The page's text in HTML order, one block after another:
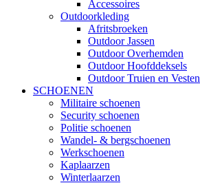
Accessoires
Outdoorkleding
Afritsbroeken
Outdoor Jassen
Outdoor Overhemden
Outdoor Hoofddeksels
Outdoor Truien en Vesten
SCHOENEN
Militaire schoenen
Security schoenen
Politie schoenen
Wandel- & bergschoenen
Werkschoenen
Kaplaarzen
Winterlaarzen